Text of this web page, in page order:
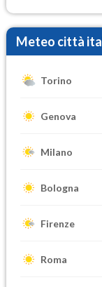
Meteo città
Torino
Genova
Milano
Bologna
Firenze
Roma